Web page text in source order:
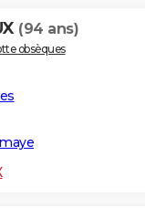
(94 ans)
obsèques